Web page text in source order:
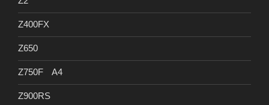
Z400FX
Z650
Z750F A4
Z900RS